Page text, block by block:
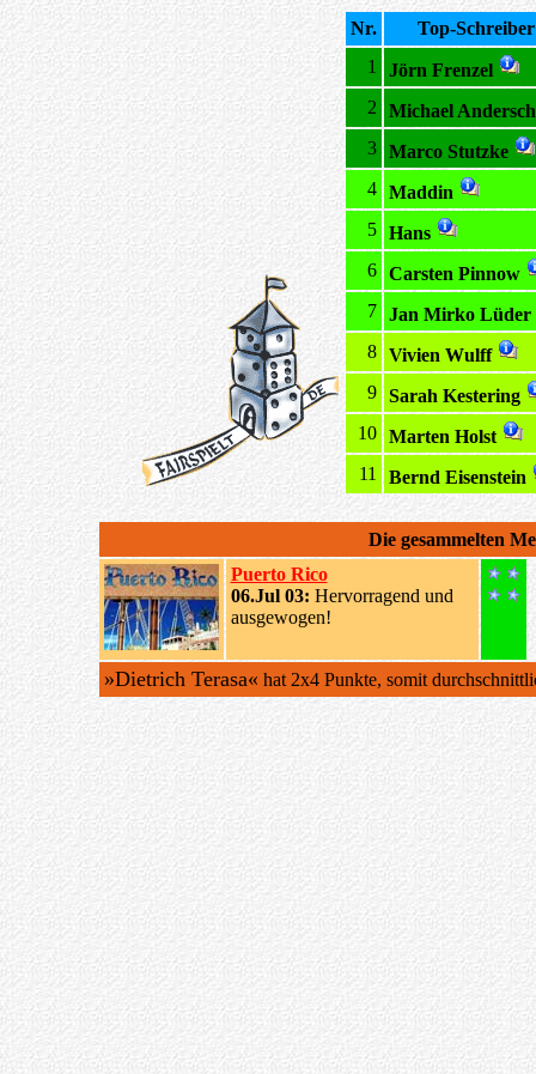
Nr.
Top-Schreiber
1
Jörn Frenzel
2
Michael Andersch
3
Marco Stutzke
4
Maddin
5
Hans
6
Carsten Pinnow
7
Jan Mirko Lüder
8
Vivien Wulff
9
Sarah Kestering
10
Marten Holst
11
Bernd Eisenstein
Die gesammelten
Puerto Rico
06.Jul 03: Hervorragend und
ausgewogen!
»Dietrich Terasa« hat 2x4 Punkte, somit